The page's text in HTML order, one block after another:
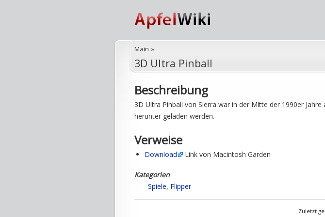
Main »
3D Ultra Pinball
Beschreibung
3D Ultra Pinball von Sierra war in der Mitte der 1990er
herunter geladen werden.
Verweise
Download Link von Macintosh Garden
Kategorien
Spiele, Flipper
Zuletzt